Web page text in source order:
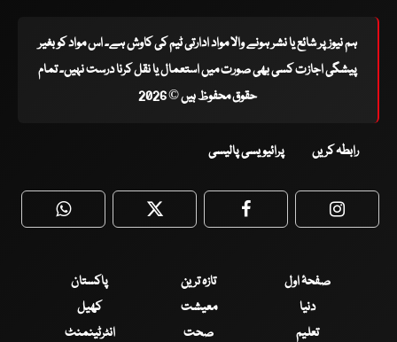
ہم نیوز پر شائع یا نشر ہونے والا مواد ادارتی ٹیم کی کاوش ہے۔ اس مواد کو بغیر
پیشگی اجازت کسی بھی صورت میں استعمال یا نقل کرنا درست نہیں۔ تمام
حقوق محفوظ ہیں © 2026
رابطہ کریں پرائیویسی پالیسی
WhatsApp Twitter Facebook
صفحۂ اول تازہ ترین
پاکستان
دنیا
معیشت
کھیل
تعلیم
صحت انٹرٹینمنٹ